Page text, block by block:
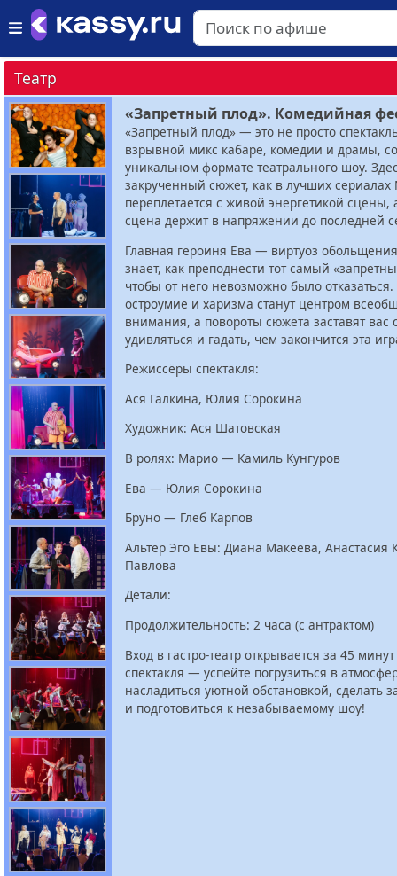
Театр
«Запретный плод». Комедийная
«Запретный плод» — это не просто
взрывной микс кабаре, комедии и драмы,
уникальном формате театрального шоу.
закрученный сюжет, как в лучших сериалах
переплетается с живой энергетикой сцены,
сцена держит в напряжении до последней
Главная героиня Ева — виртуоз
знает, как преподнести тот самый
чтобы от него невозможно было
остроумие и харизма станут центром
внимания, а повороты сюжета заставят вас
удивляться и гадать, чем закончится эта
Режиссёры спектакля:
Ася Галкина, Юлия Сорокина
Художник: Ася Шатовская
В ролях: Марио — Камиль Кунгуров
Ева — Юлия Сорокина
Бруно — Глеб Карпов
Альтер Эго Евы: Диана Макеева, Анастасия
Павлова
Детали:
Продолжительность: 2 часа (с антрактом)
Вход в гастро-театр открывается за 45
спектакля — успейте погрузиться в
насладиться уютной обстановкой, сделать
и подготовиться к незабываемому шоу!